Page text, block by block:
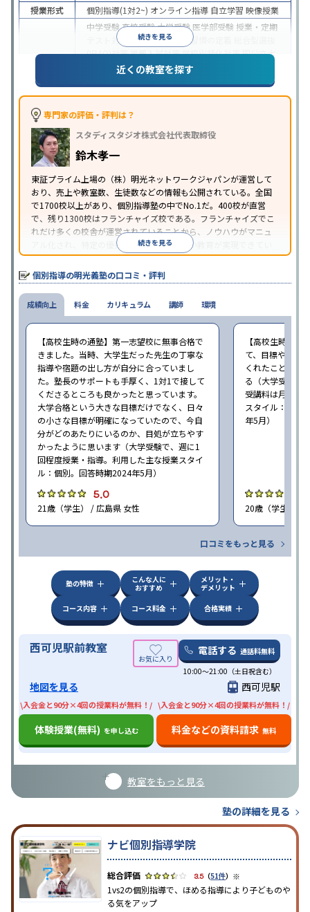
続きを見る
授業形式
個別指導(1対2~) オンライン指導 自立学習 映像授業
中学受験高校受験大学受験 医学部受験 授業・定期
テスト対策
内申点対策 学習習慣の定着
(旧AO)対策推薦入試対策学校別特化対策国公立大
私大対策共通テスト対策
英語・英会話特化
特徴
中高一貫校生に対応
の振替可能 不登校生に対応
を利用オンライン対応1科目から受講可能
習のみの受講可
り
※2023年3月調査。小学校高学年の個別指導塾アンケート調査方法を参
近くの教室を探す
専門家の評価・評判は？
スタディスタジオ株式会社代表取締役
鈴木孝一
東証プライム上場の（株）明光ネットワークジャパンが運営して
おり、売上や教室数、生徒数などの情報も公開されている。全国
で1700校以上があり、個別指導塾の中でNo.1だ。400校が直営
で、残り1300校はフランチャイズ校である。フランチャイズでこ
れだけ多くの校舎が運営されていることから、ノウハウがマニュ
アル化され、特定の優秀な人材に依存しない教育が実現できてい
ることが推測される。
続きを見る
個別指導の明光義塾の口コミ・評判
成績向上
【高校生時の通塾】第一志望校に無事合格で
きました。当時、大学生だった先生の丁寧な
指導や宿題の出し方が自分に合っていまし
た。塾長のサポートも手厚く、1対1で接して
くださるところも良かったと思っています。
大学合格という大きな目標だけでなく、日々
の小さな目標が明確になっていたので、今自
分がどのあたりにいるのか、目処が立ちやす
かったように思います（大学受験で、週に1
回程度授業・指導。利用した主な授業スタイ
ル：個別。回答時期2024年5月）
5.0
21歳（学生） / 広島県 女性
【高校生時の通
て、目標や勉強
くれたことが、
る（大学受験で
受講料は月
スタイル：個別
年5月）
20歳（学生） /
口コミをもっと見る
料金 カリキュラム 講師 環境
塾の特徴
こんな人に
おすすめ
メリット・
デメリット
コース内容
コース料金 合格実績
西可児駅前教室 電話する 通話料無料
10:00〜21:00（土日祝含む）
地図を見る 西可児駅
\入会金と90分×4回の授業料が無料！/
体験授業(無料) を申し込む
\入会金と90分×4回の授業料が無料！/
料金などの資料請求 無料
教室をもっと見る
塾の詳細を見る
ナビ個別指導学院
3.5（51件） ※
1vs2の個別指導で、ほめる指導により子どものや
る気をアップ